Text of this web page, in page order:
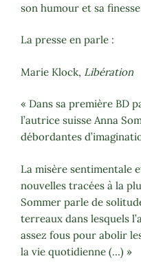
son humour et sa
La presse en parle :
Marie Klock, Libération
« Dans sa première BD
l’autrice suisse Anna
débordantes
La misère sentimentale
nouvelles tracées à la
Sommer parle de
terreaux dans lesquels
assez fous pour abolir
la vie quotidienne (…) »